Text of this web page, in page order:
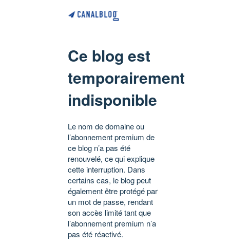
Ce blog est
temporairement
indisponible
Le nom de domaine ou
l’abonnement premium de
ce blog n’a pas été
renouvelé, ce qui explique
cette interruption. Dans
certains cas, le blog peut
également être protégé par
un mot de passe, rendant
son accès limité tant que
l’abonnement premium n’a
pas été réactivé.